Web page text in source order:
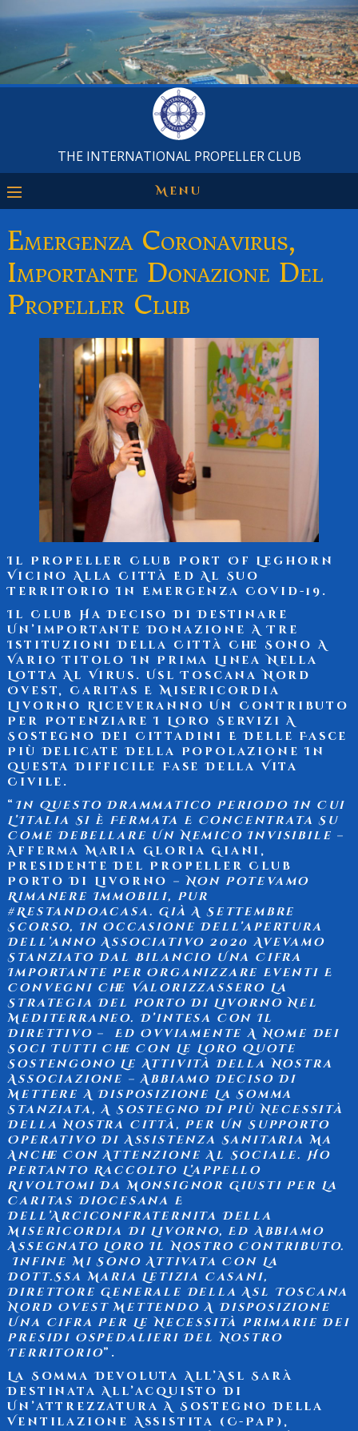
THE INTERNATIONAL PROPELLER CLUB
Menu
Emergenza Coronavirus,
Importante Donazione Del
Propeller Club
Il Propeller Club Port Of Leghorn
Vicino Alla Città Ed Al Suo
Territorio In Emergenza Covid-19.
Il Club Ha Deciso Di Destinare
Un’importante Donazione A Tre
Istituzioni Della Città Che Sono A
Vario Titolo In Prima Linea Nella
Lotta Al Virus. Usl Toscana Nord
Ovest, Caritas E Misericordia
Livorno Riceveranno Un Contributo
Per Potenziare I Loro Servizi A
Sostegno Dei Cittadini E Delle Fasce
Più Delicate Della Popolazione In
Questa Difficile Fase Della Vita
Civile.
“ In Questo Drammatico Periodo In Cui
L’Italia Si È Fermata E Concentrata Su
Come Debellare Un Nemico Invisibile –
AffermaMaria Gloria Giani ,
Presidente Del Propeller Club
Porto Di Livorno – Non Potevamo
Rimanere Immobili, Pur
#restandoacasa. Già A Settembre
Scorso, In Occasione Dell’apertura
Dell’anno Associativo 2020 Avevamo
Stanziato Dal Bilancio Una Cifra
Importante Per Organizzare Eventi E
Convegni Che Valorizzassero La
Strategia Del Porto Di Livorno Nel
Mediterraneo. D’intesa Con Il
Direttivo – Ed Ovviamente A Nome Dei
Soci Tutti Che Con Le Loro Quote
Sostengono Le Attività Della Nostra
Associazione – Abbiamo Deciso Di
Mettere A Disposizione La Somma
Stanziata, A Sostegno Di Più Necessità
Della Nostra Città, Per Un Supporto
Operativo Di Assistenza Sanitaria Ma
Anche Con Attenzione Al Sociale. Ho
Pertanto Raccolto L’appello
Rivoltomi Da Monsignor Giusti Per La
Caritas Diocesana E
Dell’Arciconfraternita Della
Misericordia Di Livorno, Ed Abbiamo
Assegnato Loro Il Nostro Contributo.
Infine Mi Sono Attivata Con La
Dott.ssa Maria Letizia Casani,
Direttore Generale Della Asl Toscana
Nord Ovest Mettendo A Disposizione
Una Cifra Per Le Necessità Primarie Dei
Presidi Ospedalieri Del Nostro
Territorio”.
La Somma Devoluta All’Asl Sarà
Destinata All’acquisto Di
Un’attrezzatura A Sostegno Della
Ventilazione Assistita (C-Pap),